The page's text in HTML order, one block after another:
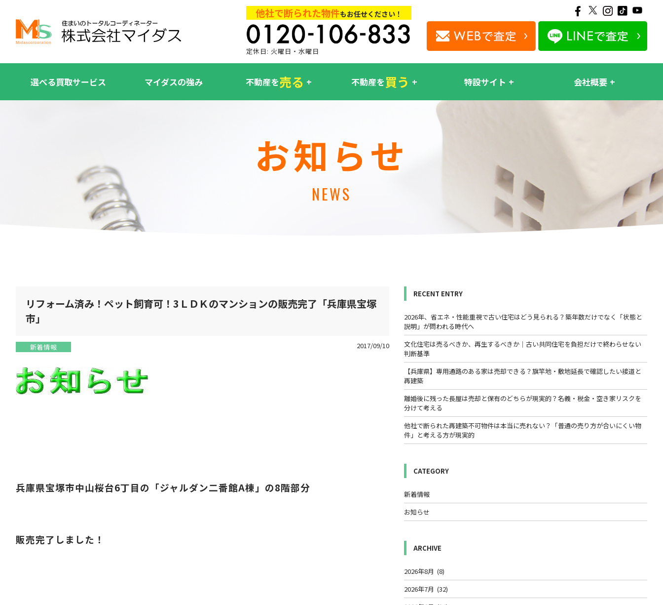
他社で断られた物件もお任せください！
定休日: 火曜日・水曜日
選べる買取サービス マイダスの強み 不動産を売る 不動産を買う 特設サイト 会社概要
お知らせ
NEWS
リフォーム済み！ペット飼育可！3ＬＤＫのマンションの販売完了「兵庫県宝塚
市」
新着情報 2017/09/10
兵庫県宝塚市中山桜台6丁目の「ジャルダン二番館A棟」の8階部分
販売完了しました！
RECENT ENTRY
2026年、省エネ・性能重視で古い住宅はどう見られる？築年数だけでなく「状態と
説明」が問われる時代へ
文化住宅は売るべきか、再生するべきか｜古い共同住宅を負担だけで終わらせない
判断基準
【兵庫県】専用通路のある家は売却できる？旗竿地・敷地延長で確認したい接道と
再建築
離婚後に残った長屋は売却と保有のどちらが現実的？名義・税金・空き家リスクを
分けて考える
他社で断られた再建築不可物件は本当に売れない？「普通の売り方が合いにくい物
件」と考える方が現実的
CATEGORY
新着情報
お知らせ
ARCHIVE
2026年8月 (8)
2026年7月 (32)